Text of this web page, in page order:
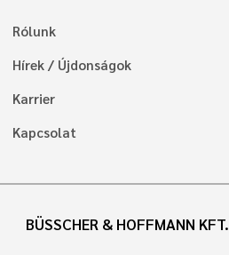
Rólunk
Hírek / Újdonságok
Karrier
Kapcsolat
BÜSSCHER & HOFFMANN KFT.